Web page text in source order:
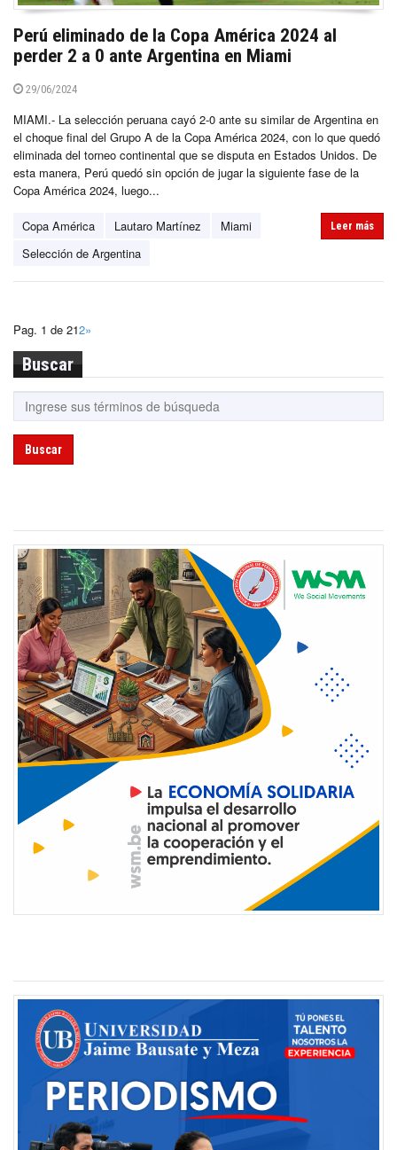
Perú eliminado de la Copa América 2024 al
perder 2 a 0 ante Argentina en Miami
29/06/2024
MIAMI.- La selección peruana cayó 2-0 ante su similar de Argentina en
el choque final del Grupo A de la Copa América 2024, con lo que quedó
eliminada del torneo continental que se disputa en Estados Unidos. De
esta manera, Perú quedó sin opción de jugar la siguiente fase de la
Copa América 2024, luego...
Copa América Lautaro Martínez
Miami
Selección de Argentina
Leer más
Pag. 1 de 212»
Buscar
Buscar